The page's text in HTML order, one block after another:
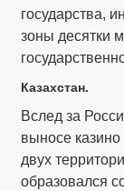
государства,
зоны десятки
Казахстан.
Вслед за
выносе
двух
образовался